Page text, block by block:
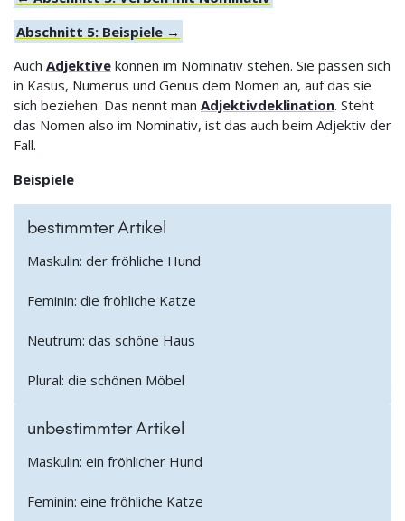
Abschnitt 5: Beispiele →
Auch Adjektive können im Nominativ stehen. Sie passen sich
in Kasus, Numerus und Genus dem Nomen an, auf das sie
sich beziehen. Das nennt man Adjektivdeklination. Steht
das Nomen also im Nominativ, ist das auch beim Adjektiv der
Fall.
Beispiele
bestimmter Artikel
Maskulin: der fröhliche Hund
Feminin: die fröhliche Katze
Neutrum: das schöne Haus
Plural: die schönen Möbel
unbestimmter Artikel
Maskulin: ein fröhlicher Hund
Feminin: eine fröhliche Katze